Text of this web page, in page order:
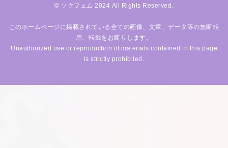
© ソクフェム 2024 All Rights Reserved.
このホームページに掲載されている全ての画像、文章、データ等の無断転
用、転載をお断りします。
Unauthorized use or reproduction of materials contained in this page
is strictly prohibited.